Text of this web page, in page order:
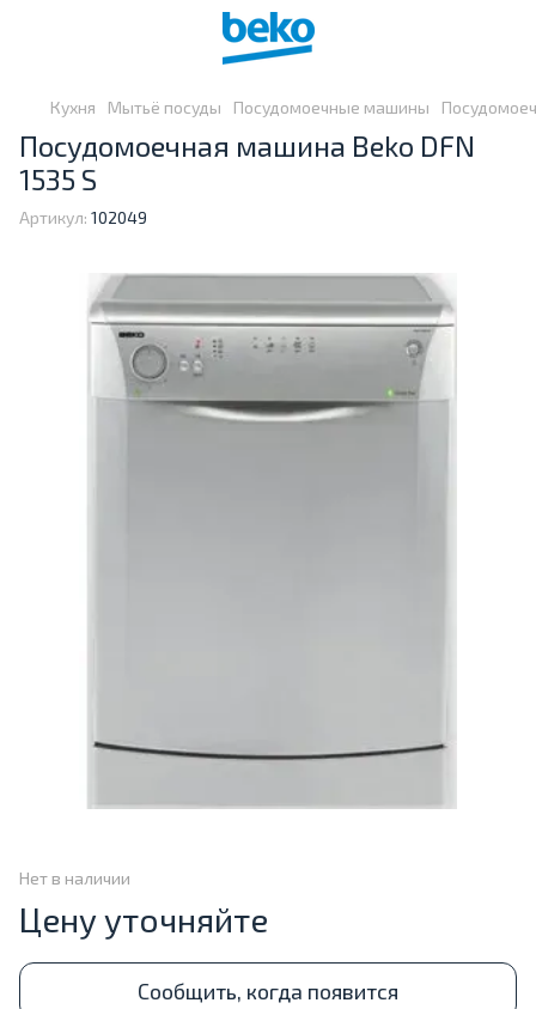
Кухня Мытьё посуды Посудомоечные машины
Посудомоечная машина Beko DFN
1535 S
Артикул: 102049
Нет в наличии
Цену уточняйте
Сообщить, когда появится